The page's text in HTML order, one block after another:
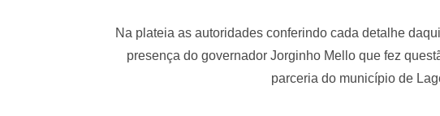
Na plateia as autoridades conferindo cada detalhe
presença do governador Jorginho Mello que fez
parceria do município de